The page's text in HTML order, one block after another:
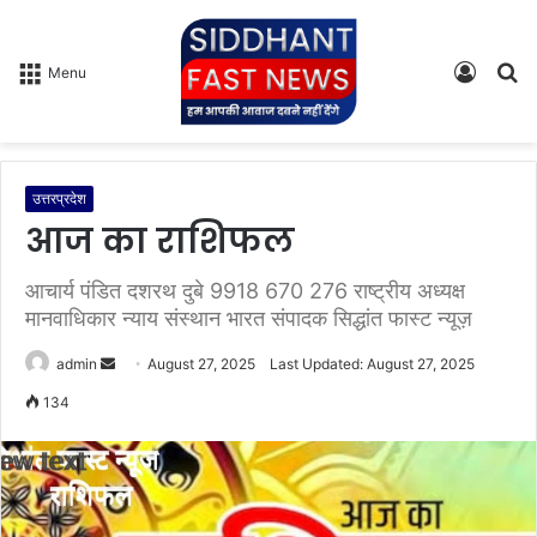
Menu
Log
उत्तरप्रदेश
आज का राशिफल
आचार्य पंडित दशरथ दुबे 9918 670 276 राष्ट्रीय अध्यक्ष
मानवाधिकार न्याय संस्थान भारत संपादक सिद्धांत फास्ट न्यूज़
admin
d
a
n
August 27, 2025 Last Updated: August 27, 2025
134